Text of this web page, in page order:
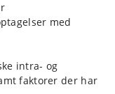
med
intra- og
faktorer der har